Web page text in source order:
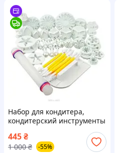
Набор для кондитера,
кондитерский инструменты
для первоклассной отделки
тортов мастикой 46
предметов
445₴
1 000 ₴ -55%